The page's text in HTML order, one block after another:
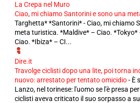
La Crepa nel Muro
Ciao, mi chiamo Santorini e sono una
Targhetta* *Santorini* - Ciao, mi chiamo
meta turistica. *Maldive* – Ciao. *Tokyo*
Ciao. *Ibiza* – CI...
Dire.it
Travolge ciclisti dopo una lite, poi torna
nuovo: arrestato per tentato omicidio- È
Lanzo, nel torinese: l'uomo se l'è presa
ciclisti aveva criticato il suo sorpasso a